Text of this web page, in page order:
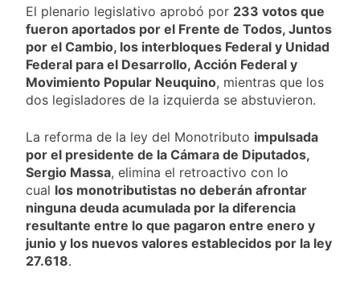
Ley de Propiedad
Privada
La Diócesis de
Quilmes celebra la
fiesta de San
Cayetano
2 Días Atrás
El plenario legislativo aprobó por 233 votos que
fueron aportados por el Frente de Todos, Juntos
por el Cambio, los interbloques Federal y Unidad
Federal para el Desarrollo, Acción Federal y
Movimiento Popular Neuquino, mientras que los
dos legisladores de la izquierda se abstuvieron.
La reforma de la ley del Monotributo impulsada
por el presidente de la Cámara de Diputados,
Sergio Massa, elimina el retroactivo con lo
cual los monotributistas no deberán afrontar
ninguna deuda acumulada por la diferencia
resultante entre lo que pagaron entre enero y
junio y los nuevos valores establecidos por la ley
27.618.